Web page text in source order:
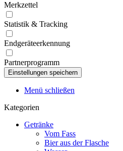
Merkzettel
Statistik & Tracking
Endgeräteerkennung
Partnerprogramm
Menü schließen
Kategorien
Getränke
Vom Fass
Bier aus der Flasche